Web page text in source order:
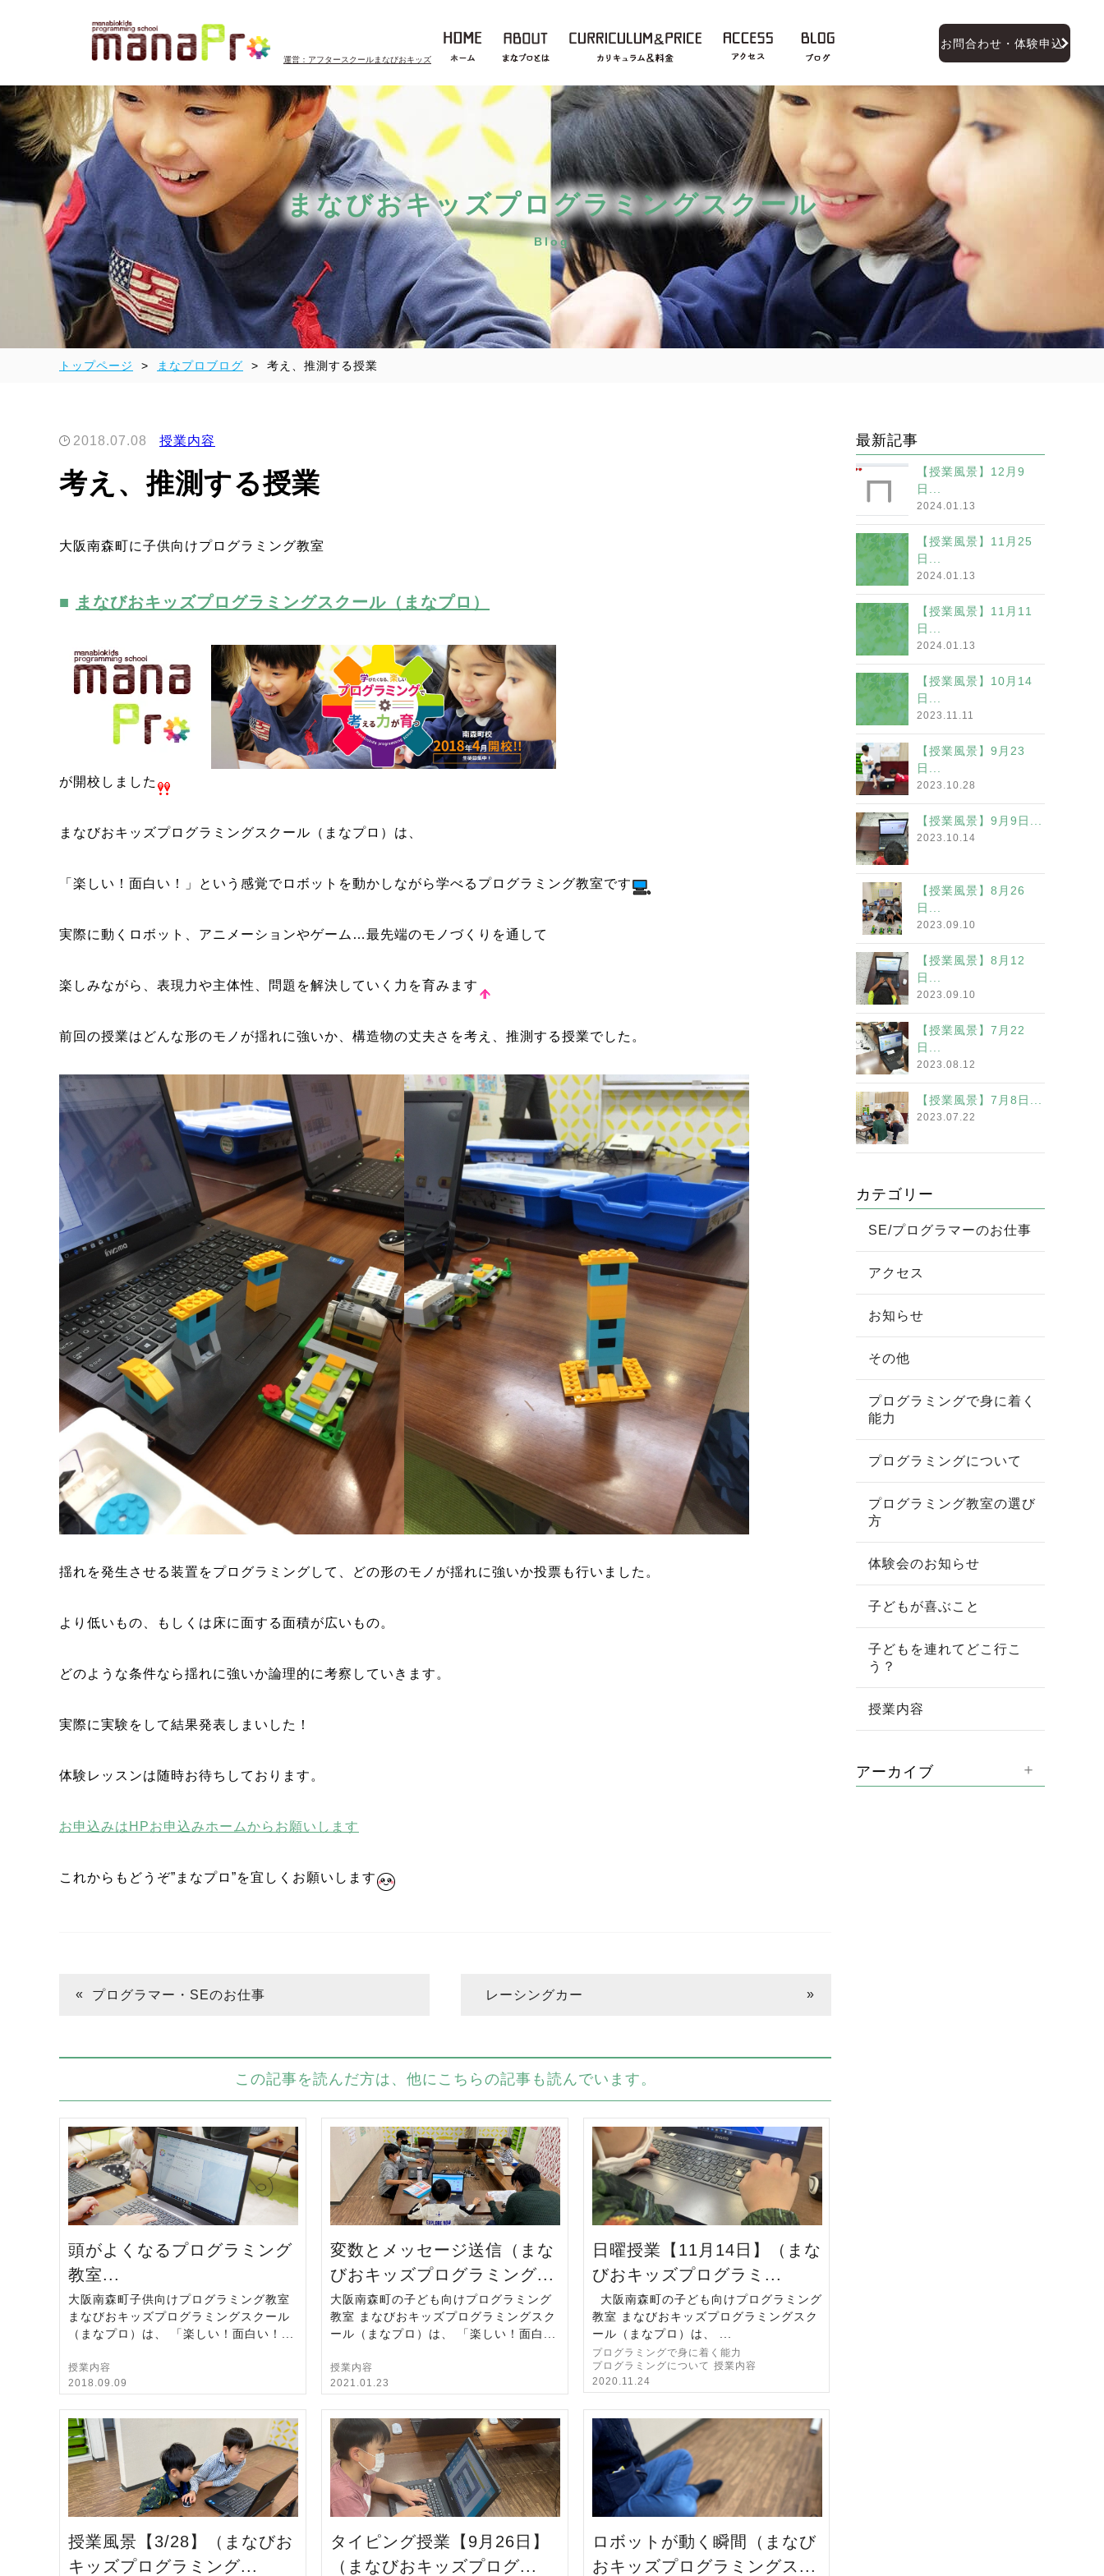
運営：アフタースクールまなびおキッズ
お問合わせ・体験申込
まなびおキッズプログラミングスクール
Blog
トップページ まなプロブログ 考え、推測する授業
2018.07.08 授業内容
考え、推測する授業
大阪南森町に子供向けプログラミング教室
まなびおキッズプログラミングスクール（まなプロ）
が開校しました
まなびおキッズプログラミングスクール（まなプロ）は、
「楽しい！面白い！」という感覚でロボットを動かしながら学べるプログラミング教室です
実際に動くロボット、アニメーションやゲーム…最先端のモノづくりを通して
楽しみながら、表現力や主体性、問題を解決していく力を育みます
前回の授業はどんな形のモノが揺れに強いか、構造物の丈夫さを考え、推測する授業でした。
揺れを発生させる装置をプログラミングして、どの形のモノが揺れに強いか投票も行いました。
より低いもの、もしくは床に面する面積が広いもの。
どのような条件なら揺れに強いか論理的に考察していきます。
実際に実験をして結果発表しまいした！
体験レッスンは随時お待ちしております。
お申込みはHPお申込みホームからお願いします
これからもどうぞ”まなプロ”を宜しくお願いします
プログラマー・SEのお仕事 レーシングカー
この記事を読んだ方は、他にこちらの記事も読んでいます。
頭がよくなるプログラミング
教室...
大阪南森町子供向けプログラミング教室
まなびおキッズプログラミングスクール
（まなプロ）は、 「楽しい！面白い！...
授業内容
2018.09.09
変数とメッセージ送信（まな
びおキッズプログラミング...
大阪南森町の子ども向けプログラミング
教室 まなびおキッズプログラミングスク
ール（まなプロ）は、 「楽しい！面白...
授業内容
2021.01.23
日曜授業【11月14日】（まな
びおキッズプログラミ...
大阪南森町の子ども向けプログラミング
教室 まなびおキッズプログラミングスク
ール（まなプロ）は、 ...
プログラミングで身に着く能力
プログラミングについて 授業内容
2020.11.24
授業風景【3/28】（まなびお
キッズプログラミング...
タイピング授業【9月26日】
（まなびおキッズプログ...
ロボットが動く瞬間（まなび
おキッズプログラミングス...
最新記事
【授業風景】12月9
日...
2024.01.13
【授業風景】11月25
日...
2024.01.13
【授業風景】11月11
日...
2024.01.13
【授業風景】10月14
日...
2023.11.11
【授業風景】9月23
日...
2023.10.28
【授業風景】9月9日...
2023.10.14
【授業風景】8月26
日...
2023.09.10
【授業風景】8月12
日...
2023.09.10
【授業風景】7月22
日...
2023.08.12
【授業風景】7月8日...
2023.07.22
カテゴリー
SE/プログラマーのお仕事
アクセス
お知らせ
その他
プログラミングで身に着く
能力
プログラミングについて
プログラミング教室の選び
方
体験会のお知らせ
子どもが喜ぶこと
子どもを連れてどこ行こ
う？
授業内容
アーカイブ